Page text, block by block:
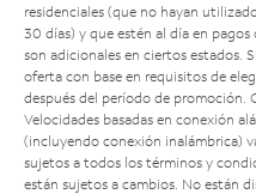
residenciales (que no hayan
30 días) y que estén al día en
son adicionales en ciertos estados.
oferta con base en requisitos de
después del período de promoción.
Velocidades basadas en conexión
(incluyendo conexión inalámbrica)
sujetos a todos los términos y
están sujetos a cambios. No están